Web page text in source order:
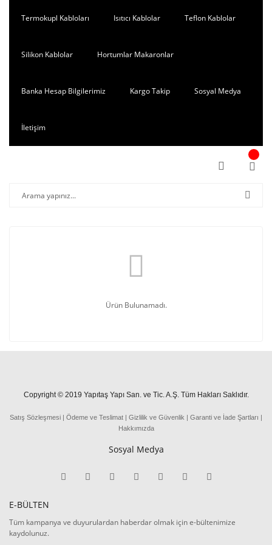
Termokupl Kabloları Isıtıcı Kablolar Teflon Kablolar
Silikon Kablolar Hortumlar Makaronlar
Banka Hesap Bilgilerimiz Kargo Takip Sosyal Medya
İletişim
Ürün Bulunamadı.
Copyright © 2019 Yapıtaş Yapı San. ve Tic. A.Ş. Tüm Hakları Saklıdır.
Satış Sözleşmesi | Ödeme ve Teslimat | Gizlilik ve Güvenlik | Garanti ve İade Şartları |
Hakkımızda
Sosyal Medya
E-BÜLTEN
Tüm kampanya ve duyurulardan haberdar olmak için e-bültenimize
kaydolunuz.